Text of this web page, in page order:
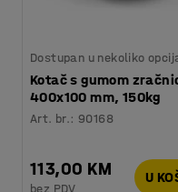
Dostupan u nekoliko
Kotač s gumom
400x100 mm, 150kg
Art. br.: 90168
113,00 KM
bez PDV
U